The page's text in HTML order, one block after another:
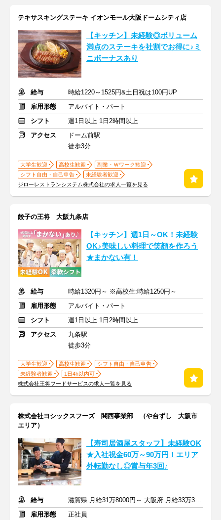
テキサスキングステーキ イオンモール大阪ドームシティ店
【キッチン】未経験◎ボリューム
満点のステーキを社割でお得に♪ミ
ニボーナスあり
給与
時給1220～1525円&土日祝は100円UP
雇用形態
アルバイト・パート
シフト
週1日以上 1日2時間以上
アクセス
ドーム前駅
徒歩3分
大学生歓迎 高校生歓迎
副業・Ｗワーク歓迎
シフト自由・自己申告
未経験者歓迎
ジローレストランシステム株式会社の求人一覧を見る
餃子の王将 大阪九条店
【キッチン】週1日～OK！未経験
OK♪美味しい料理で笑顔を作ろう
★まかない有！
給与
時給1320円～ ※高校生:時給1250円～
雇用形態
アルバイト・パート
シフト
週1日以上 1日2時間以上
アクセス
九条駅
徒歩3分
大学生歓迎 高校生歓迎
シフト自由・自己申告
未経験者歓迎
1日4h以内可
株式会社王将フードサービスの求人一覧を見る
株式会社ヨシックスフーズ 関西事業部 （や台ずし 大阪市
エリア）
【寿司居酒屋スタッフ】未経験OK
★入社祝金60万～90万円！エリア
外転勤なし◎賞与年3回♪
給与
滋賀県:月給31万8000円～ 大阪府:月給33万3000円～＋賞与年3回
雇用形態
正社員